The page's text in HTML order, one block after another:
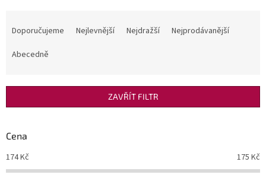
r
d
k
t
Doporučujeme Nejlevnější Nejdražší
Nejprodávanější
Abecedně
ZAVŘÍT FILTR
Cena
174Kč 175 Kč